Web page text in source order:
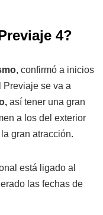
4?
, confirmó a inicios
Previaje se va a
así tener una gran
a los del exterior
gran atracción.
está ligado al
las fechas de